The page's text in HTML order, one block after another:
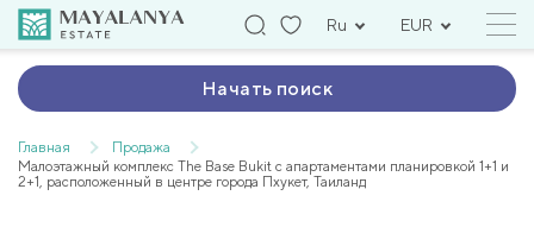
Ru EUR
Начать поиск
Главная
Продажа
Малоэтажный комплекс The Base Bukit с апартаментами планировкой 1+1 и
2+1, расположенный в центре города Пхукет, Таиланд